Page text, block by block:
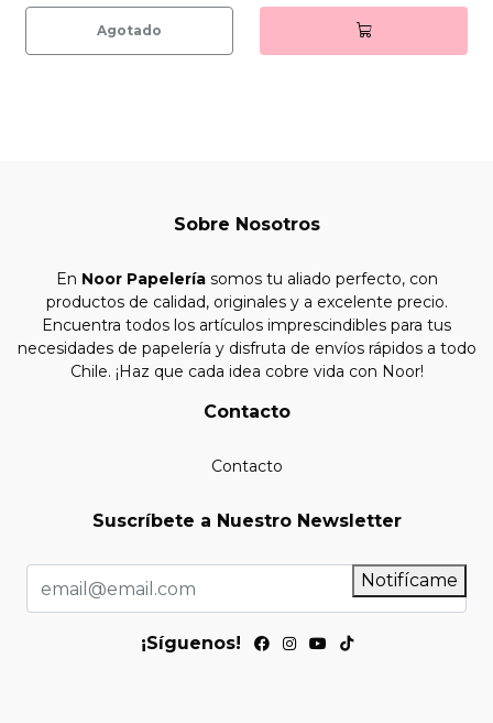
Agotado
Sobre Nosotros
En Noor Papeleríasomos tu aliado perfecto, con
productos de calidad, originales y a excelente precio.
Encuentra todos los artículos imprescindibles para tus
necesidades de papelería y disfruta de envíos rápidos a todo
Chile. ¡Haz que cada idea cobre vida con Noor!
Contacto
Contacto
Suscríbete a Nuestro Newsletter
Notifícame
¡Síguenos!